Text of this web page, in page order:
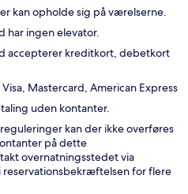
kan opholde sig på værelserne.
har ingen elevator.
accepterer kreditkort, debetkort
Mastercard, American Express
uden kontanter.
kan der ikke overføres
på dette
overnatningsstedet via
reservationsbekræftelsen for flere